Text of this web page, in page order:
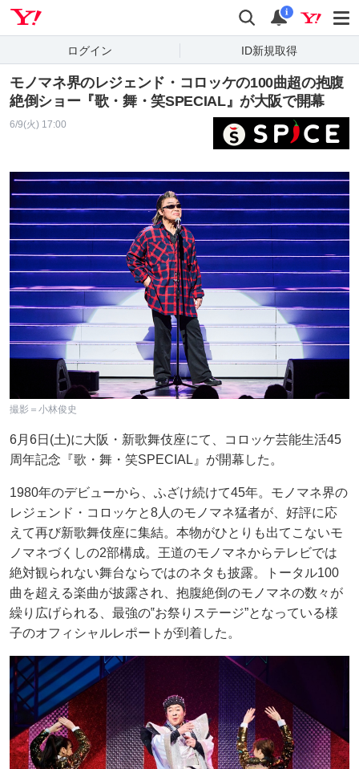
検索 通知
i
ログイン ID新規取得
モノマネ界のレジェンド・コロッケの100曲超の抱腹
絶倒ショー『歌・舞・笑SPECIAL』が大阪で開幕
6/9(火) 17:00
撮影＝小林俊史
6月6日(土)に大阪・新歌舞伎座にて、コロッケ芸能生活45
周年記念『歌・舞・笑SPECIAL』が開幕した。
1980年のデビューから、ふざけ続けて45年。モノマネ界の
レジェンド・コロッケと8人のモノマネ猛者が、好評に応
えて再び新歌舞伎座に集結。本物がひとりも出てこないモ
ノマネづくしの2部構成。王道のモノマネからテレビでは
絶対観られない舞台ならではのネタも披露。トータル100
曲を超える楽曲が披露され、抱腹絶倒のモノマネの数々が
繰り広げられる、最強の‟お祭りステージ”となっている様
子のオフィシャルレポートが到着した。